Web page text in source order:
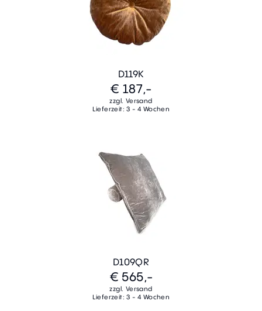
D119K
€ 187,-
zzgl. Versand
Lieferzeit: 3 - 4 Wochen
D109QR
€ 565,-
zzgl. Versand
Lieferzeit: 3 - 4 Wochen